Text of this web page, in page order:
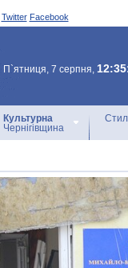
Twitter Facebook
П`ятниця, 7 серпня,
Культурна
Чернігівщина